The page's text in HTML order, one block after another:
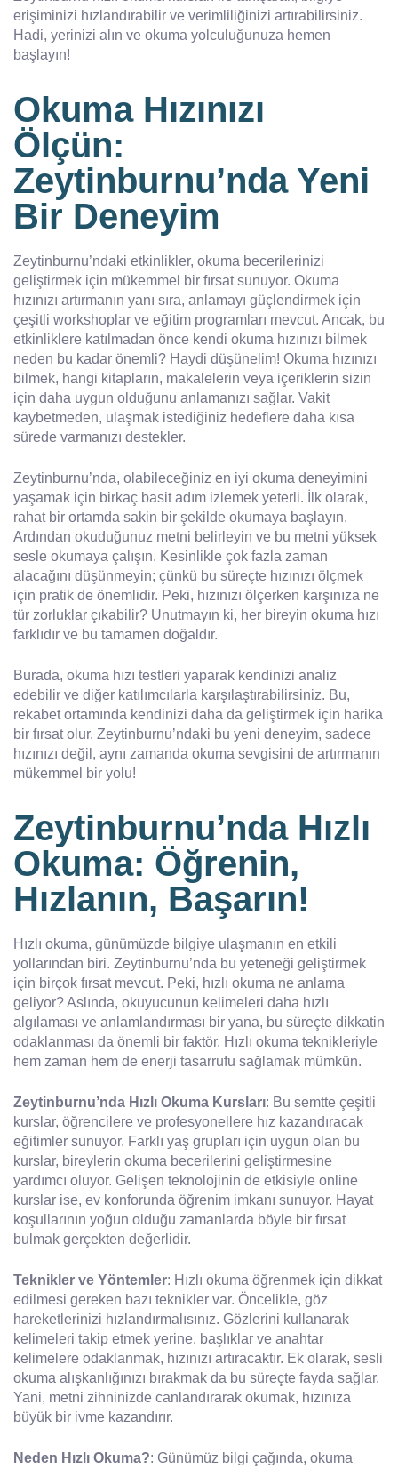
erişiminizi hızlandırabilir ve verimliliğinizi artırabilirsiniz.
Hadi, yerinizi alın ve okuma yolculuğunuza hemen
başlayın!
Okuma Hızınızı
Ölçün:
Zeytinburnu’nda Yeni
Bir Deneyim
Zeytinburnu’ndaki etkinlikler, okuma becerilerinizi
geliştirmek için mükemmel bir fırsat sunuyor. Okuma
hızınızı artırmanın yanı sıra, anlamayı güçlendirmek için
çeşitli workshoplar ve eğitim programları mevcut. Ancak, bu
etkinliklere katılmadan önce kendi okuma hızınızı bilmek
neden bu kadar önemli? Haydi düşünelim! Okuma hızınızı
bilmek, hangi kitapların, makalelerin veya içeriklerin sizin
için daha uygun olduğunu anlamanızı sağlar. Vakit
kaybetmeden, ulaşmak istediğiniz hedeflere daha kısa
sürede varmanızı destekler.
Zeytinburnu’nda, olabileceğiniz en iyi okuma deneyimini
yaşamak için birkaç basit adım izlemek yeterli. İlk olarak,
rahat bir ortamda sakin bir şekilde okumaya başlayın.
Ardından okuduğunuz metni belirleyin ve bu metni yüksek
sesle okumaya çalışın. Kesinlikle çok fazla zaman
alacağını düşünmeyin; çünkü bu süreçte hızınızı ölçmek
için pratik de önemlidir. Peki, hızınızı ölçerken karşınıza ne
tür zorluklar çıkabilir? Unutmayın ki, her bireyin okuma hızı
farklıdır ve bu tamamen doğaldır.
Burada, okuma hızı testleri yaparak kendinizi analiz
edebilir ve diğer katılımcılarla karşılaştırabilirsiniz. Bu,
rekabet ortamında kendinizi daha da geliştirmek için harika
bir fırsat olur. Zeytinburnu’ndaki bu yeni deneyim, sadece
hızınızı değil, aynı zamanda okuma sevgisini de artırmanın
mükemmel bir yolu!
Zeytinburnu’nda Hızlı
Okuma: Öğrenin,
Hızlanın, Başarın!
Hızlı okuma, günümüzde bilgiye ulaşmanın en etkili
yollarından biri. Zeytinburnu’nda bu yeteneği geliştirmek
için birçok fırsat mevcut. Peki, hızlı okuma ne anlama
geliyor? Aslında, okuyucunun kelimeleri daha hızlı
algılaması ve anlamlandırması bir yana, bu süreçte dikkatin
odaklanması da önemli bir faktör. Hızlı okuma teknikleriyle
hem zaman hem de enerji tasarrufu sağlamak mümkün.
Zeytinburnu’nda Hızlı Okuma Kursları: Bu semtte çeşitli
kurslar, öğrencilere ve profesyonellere hız kazandıracak
eğitimler sunuyor. Farklı yaş grupları için uygun olan bu
kurslar, bireylerin okuma becerilerini geliştirmesine
yardımcı oluyor. Gelişen teknolojinin de etkisiyle online
kurslar ise, ev konforunda öğrenim imkanı sunuyor. Hayat
koşullarının yoğun olduğu zamanlarda böyle bir fırsat
bulmak gerçekten değerlidir.
Teknikler ve Yöntemler: Hızlı okuma öğrenmek için dikkat
edilmesi gereken bazı teknikler var. Öncelikle, göz
hareketlerinizi hızlandırmalısınız. Gözlerini kullanarak
kelimeleri takip etmek yerine, başlıklar ve anahtar
kelimelere odaklanmak, hızınızı artıracaktır. Ek olarak, sesli
okuma alışkanlığınızı bırakmak da bu süreçte fayda sağlar.
Yani, metni zihninizde canlandırarak okumak, hızınıza
büyük bir ivme kazandırır.
Neden Hızlı Okuma?: Günümüz bilgi çağında, okuma